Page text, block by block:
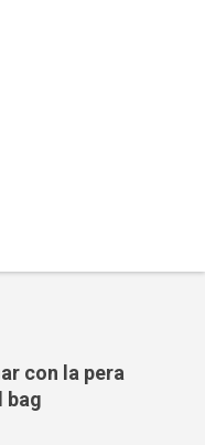
con la pera
bag